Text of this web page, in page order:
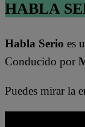
HABLA
Habla Serio es
Conducido por
Puedes mirar la